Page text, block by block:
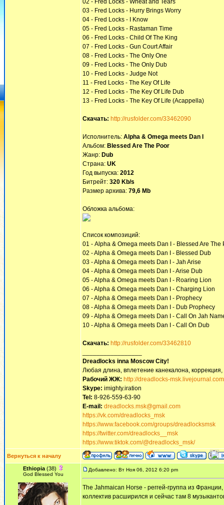
02 - Fred Locks - Wheat and Tears
03 - Fred Locks - Hurry Brings Worry
04 - Fred Locks - I Know
05 - Fred Locks - Rastaman Time
06 - Fred Locks - Child Of The King
07 - Fred Locks - Gun Court Affair
08 - Fred Locks - The Only One
09 - Fred Locks - The Only Dub
10 - Fred Locks - Judge Not
11 - Fred Locks - The Key Of Life
12 - Fred Locks - The Key Of Life Dub
13 - Fred Locks - The Key Of Life (Acappella)
Скачать: http://rusfolder.com/33462090
Исполнитель: Alpha & Omega meets Dan I
Альбом: Blessed Are The Poor
Жанр: Dub
Страна: UK
Год выпуска: 2012
Битрейт: 320 Kb/s
Размер архива: 79,6 Mb
Обложка альбома:
Список композиций:
01 - Alpha & Omega meets Dan I - Blessed Are The
02 - Alpha & Omega meets Dan I - Blessed Dub
03 - Alpha & Omega meets Dan I - Jah Arise
04 - Alpha & Omega meets Dan I - Arise Dub
05 - Alpha & Omega meets Dan I - Roaring Lion
06 - Alpha & Omega meets Dan I - Charging Lion
07 - Alpha & Omega meets Dan I - Prophecy
08 - Alpha & Omega meets Dan I - Dub Prophecy
09 - Alpha & Omega meets Dan I - Call On Jah
10 - Alpha & Omega meets Dan I - Call On Dub
Скачать: http://rusfolder.com/33462810
Dreadlocks inna Moscow Сity!
Любая длина, вплетение канекалона,
Рабочий ЖЖ: http://dreadlocks-
Skype: imighty.iration
Tel: 8-926-559-63-90
E-mail: dreadlocks.msk@gmail.com
https://vk.com/dreadlocks_msk
https://www.facebook.com/groups/dreadlocksmsk
https://twitter.com/dreadlocks__msk
https://www.tiktok.com/@dreadlocks_msk/
Вернуться к началу
Ethiopia(38)
God Blessed You
Добавлено: Вт Ноя 06, 2012 6:20 pm
The Jahmaican Horse - реггей-группа из
коллектив расширился и сейчас там 8